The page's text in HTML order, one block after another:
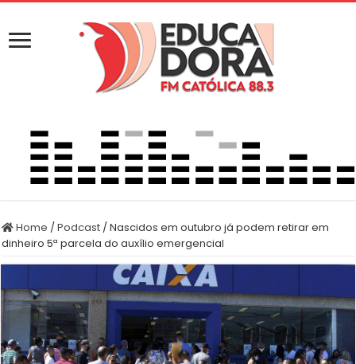
Home /Podcast /Nascidos em outubro já podem retirar em
dinheiro 5ª parcela do auxílio emergencial